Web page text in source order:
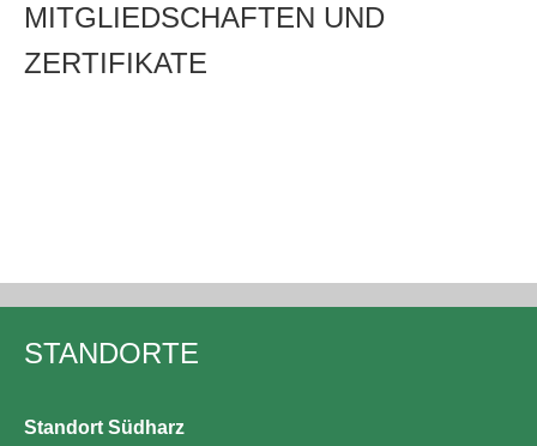
MITGLIEDSCHAFTEN UND
ZERTIFIKATE
STANDORTE
Standort Südharz